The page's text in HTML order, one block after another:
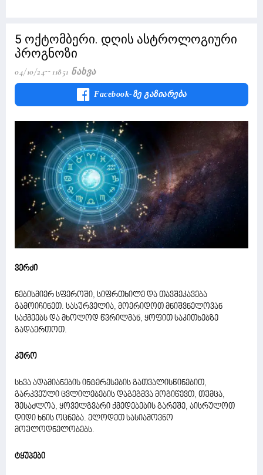
5 ოქტომბერი. დღის ასტროლოგიური
პროგნოზი
04/10/24 11851 Ნახვა
Facebook-Ზე Გაზიარება
ვერძი
ნებისმიერ სფეროში, სიფრთხილე და თავშეკავება
გამოიჩინეთ. სასურველია, მოერიდოთ მნიშვნელოვან
საქმეებს და მხოლოდ წვრილმან, ყოფით საკითხებზე
გადაერთოთ.
კურო
სხვა ადამიანების ინტერესების გათვალისწინებით,
გარკვეული ცვლილებების დაგეგმვა მოგიწევთ, თუმცა,
შესაძლოა, ყოველგვარი ქმედებების გარეშე, აისრულოთ
დიდი ხნის ოცნება. ელოდეთ სასიამოვნო
მოულოდნელობებს.
ტყუპები